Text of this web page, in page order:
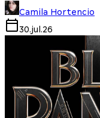
Camila Hortencio
30.jul.26